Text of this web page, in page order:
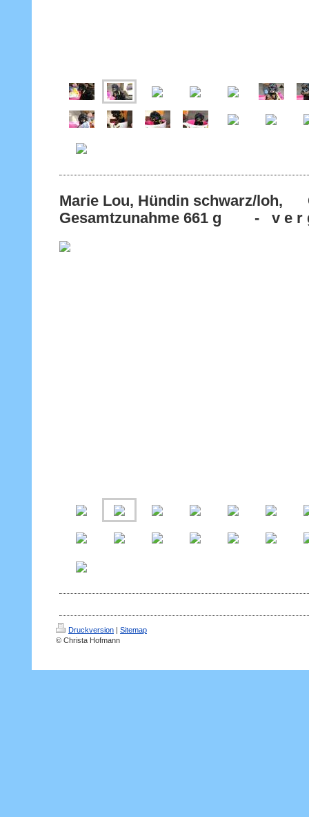
Marie Lou, Hündin schwarz/loh,
Gesamtzunahme 661 g - v e r
Druckversion | Sitemap
© Christa Hofmann